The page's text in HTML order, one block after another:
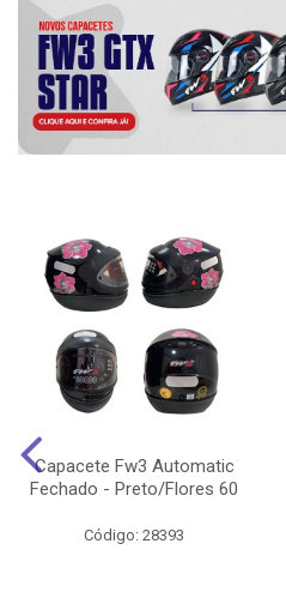
Capacete Fw3 Automatic
Fechado - Preto/Flores 60
Código: 28393